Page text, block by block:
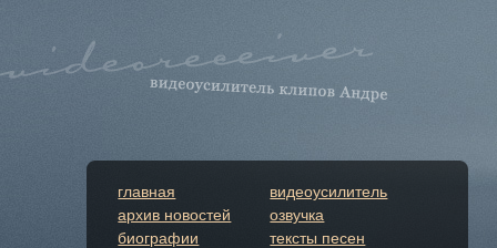
главная
архив новостей
биографии
видеоусилитель
озвучка
тексты песен